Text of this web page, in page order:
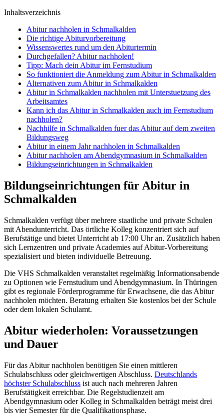
Inhaltsverzeichnis
Abitur nachholen in Schmalkalden
Die richtige Abiturvorbereitung
Wissenswertes rund um den Abiturtermin
Durchgefallen? Abitur nachholen!
Tipp: Mach dein Abitur im Fernstudium
So funktioniert die Anmeldung zum Abitur in Schmalkalden
Alternativen zum Abitur in Schmalkalden
Abitur in Schmalkalden nachholen mit Unterstuetzung des
Arbeitsamtes
Kann ich das Abitur in Schmalkalden auch im Fernstudium
nachholen?
Nachhilfe in Schmalkalden fuer das Abitur auf dem zweiten
Bildungsweg
Abitur in einem Jahr nachholen in Schmalkalden
Abitur nachholen am Abendgymnasium in Schmalkalden
Bildungseinrichtungen in Schmalkalden
Bildungseinrichtungen für Abitur in
Schmalkalden
Schmalkalden verfügt über mehrere staatliche und private Schulen
mit Abendunterricht. Das örtliche Kolleg konzentriert sich auf
Berufstätige und bietet Unterricht ab 17:00 Uhr an. Zusätzlich haben
sich Lernzentren und private Academies auf Abitur-Vorbereitung
spezialisiert und bieten individuelle Betreuung.
Die VHS Schmalkalden veranstaltet regelmäßig Informationsabende
zu Optionen wie Fernstudium und Abendgymnasium. In Thüringen
gibt es regionale Förderprogramme für Erwachsene, die das Abitur
nachholen möchten. Beratung erhalten Sie kostenlos bei der Schule
oder dem lokalen Schulamt.
Abitur wiederholen: Voraussetzungen
und Dauer
Für das Abitur nachholen benötigen Sie einen mittleren
Schulabschluss oder gleichwertigen Abschluss. Deutschlands
höchster Schulabschluss ist auch nach mehreren Jahren
Berufstätigkeit erreichbar. Die Regelstudienzeit am
Abendgymnasium oder Kolleg in Schmalkalden beträgt meist drei
bis vier Semester für die Qualifikationsphase.